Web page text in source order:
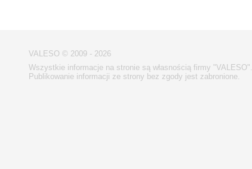
VALESO © 2009 - 2026
Wszystkie informacje na stronie są własnością firmy "VALESO".
Publikowanie informacji ze strony bez zgody jest zabronione.